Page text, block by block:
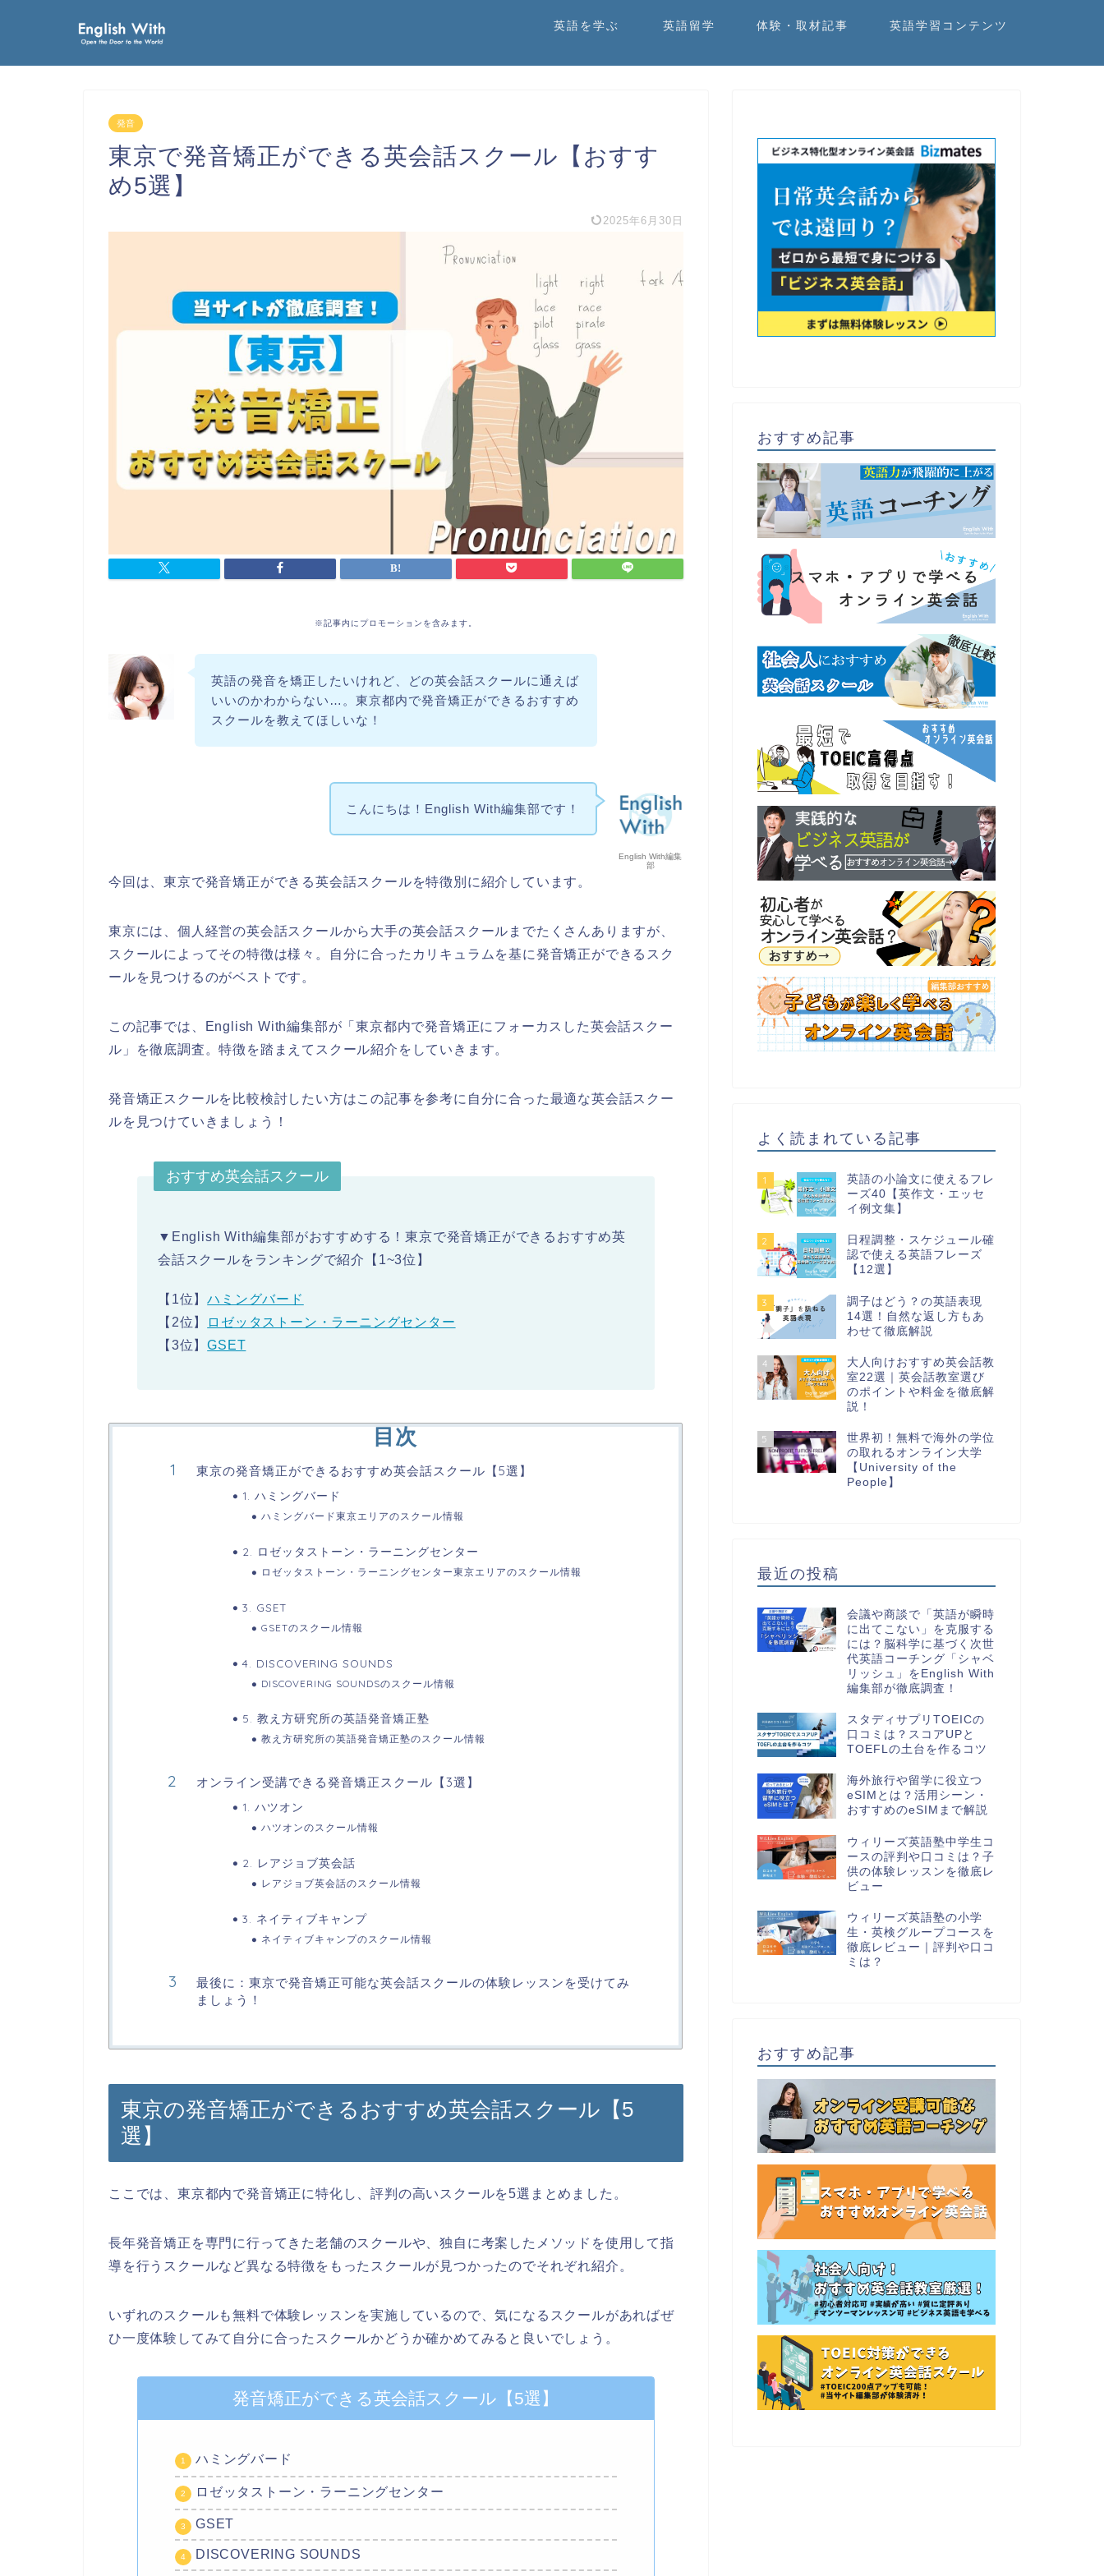
英語を学ぶ 英語留学 体験・取材記事 英語学習コンテンツ
発音
東京で発音矯正ができる英会話スクール【おすす
め5選】
2025年6月30日
※記事内にプロモーションを含みます。
英語の発音を矯正したいけれど、どの英会話スクールに通えば
いいのかわからない…。東京都内で発音矯正ができるおすすめ
スクールを教えてほしいな！
English With編集
部
こんにちは！English With編集部です！
今回は、東京で発音矯正ができる英会話スクールを特徴別に紹介しています。
東京には、個人経営の英会話スクールから大手の英会話スクールまでたくさんありますが、
スクールによってその特徴は様々。自分に合ったカリキュラムを基に発音矯正ができるスク
ールを見つけるのがベストです。
この記事では、English With編集部が「東京都内で発音矯正にフォーカスした英会話スクー
ル」を徹底調査。特徴を踏まえてスクール紹介をしていきます。
発音矯正スクールを比較検討したい方はこの記事を参考に自分に合った最適な英会話スクー
ルを見つけていきましょう！
おすすめ英会話スクール
▼English With編集部がおすすめする！東京で発音矯正ができるおすすめ英
会話スクールをランキングで紹介【1~3位】
【1位】ハミングバード
【2位】
ロゼッタストーン・ラーニングセンター
【3位】GSET
目次
東京の発音矯正ができるおすすめ英会話スクール【5選】
1. ハミングバード
ハミングバード東京エリアのスクール情報
2. ロゼッタストーン・ラーニングセンター
ロゼッタストーン・ラーニングセンター東京エリアのスクール情報
3. GSET
GSETのスクール情報
4. DISCOVERING SOUNDS
DISCOVERING SOUNDSのスクール情報
5. 教え方研究所の英語発音矯正塾
教え方研究所の英語発音矯正塾のスクール情報
オンライン受講できる発音矯正スクール【3選】
1. ハツオン
ハツオンのスクール情報
2. レアジョブ英会話
レアジョブ英会話のスクール情報
3. ネイティブキャンプ
ネイティブキャンプのスクール情報
最後に：東京で発音矯正可能な英会話スクールの体験レッスンを受けてみ
ましょう！
東京の発音矯正ができるおすすめ英会話スクール【5
選】
ここでは、東京都内で発音矯正に特化し、評判の高いスクールを5選まとめました。
長年発音矯正を専門に行ってきた老舗のスクールや、独自に考案したメソッドを使用して指
導を行うスクールなど異なる特徴をもったスクールが見つかったのでそれぞれ紹介。
いずれのスクールも無料で体験レッスンを実施しているので、気になるスクールがあればぜ
ひ一度体験してみて自分に合ったスクールかどうか確かめてみると良いでしょう。
発音矯正ができる英会話スクール【5選】
ハミングバード
ロゼッタストーン・ラーニングセンター
GSET
DISCOVERING SOUNDS
おすすめ記事
よく読まれている記事
1
英語の小論文に使えるフレ
ーズ40【英作文・エッセ
イ例文集】
2
日程調整・スケジュール確
認で使える英語フレーズ
【12選】
3
調子はどう？の英語表現
14選！自然な返し方もあ
わせて徹底解説
4
大人向けおすすめ英会話教
室22選｜英会話教室選び
のポイントや料金を徹底解
説！
5
世界初！無料で海外の学位
の取れるオンライン大学
【University of the
People】
最近の投稿
会議や商談で「英語が瞬時
に出てこない」を克服する
には？脳科学に基づく次世
代英語コーチング「シャベ
リッシュ」をEnglish With
編集部が徹底調査！
スタディサプリTOEICの
口コミは？スコアUPと
TOEFLの土台を作るコツ
海外旅行や留学に役立つ
eSIMとは？活用シーン・
おすすめのeSIMまで解説
ウィリーズ英語塾中学生コ
ースの評判や口コミは？子
供の体験レッスンを徹底レ
ビュー
ウィリーズ英語塾の小学
生・英検グループコースを
徹底レビュー｜評判や口コ
ミは？
おすすめ記事